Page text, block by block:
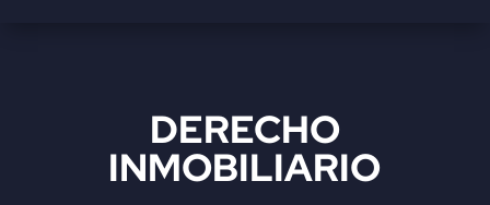
DERECHO
INMOBILIARIO